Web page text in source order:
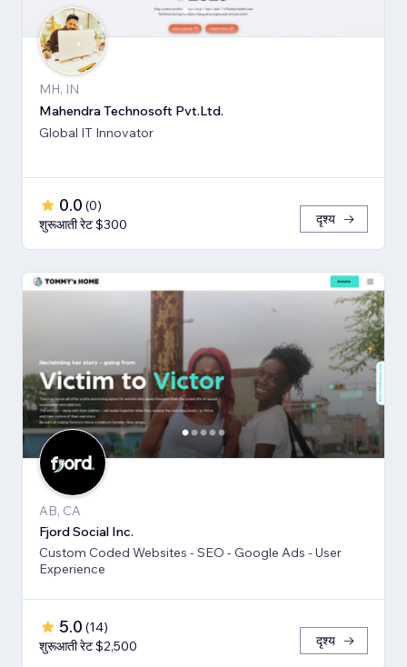
MH, IN
Mahendra Technosoft Pvt.Ltd.
Global IT Innovator
0.0 (0)
शुरूआती रेट $300
दृश्य
AB, CA
Fjord Social Inc.
Custom Coded Websites - SEO - Google Ads - User
Experience
5.0 (14)
शुरूआती रेट $2,500
दृश्य